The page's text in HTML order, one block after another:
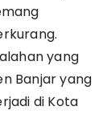
yang
Banjar yang
di Kota